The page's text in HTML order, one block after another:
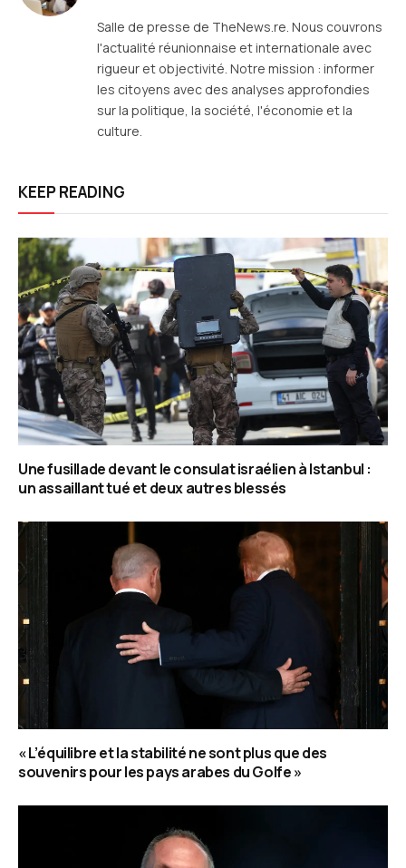
Salle de presse de TheNews.re. Nous couvrons
l'actualité réunionnaise et internationale avec
rigueur et objectivité. Notre mission : informer
les citoyens avec des analyses approfondies
sur la politique, la société, l'économie et la
culture.
KEEP READING
Une fusillade devant le consulat israélien à Istanbul :
un assaillant tué et deux autres blessés
« L’équilibre et la stabilité ne sont plus que des
souvenirs pour les pays arabes du Golfe »